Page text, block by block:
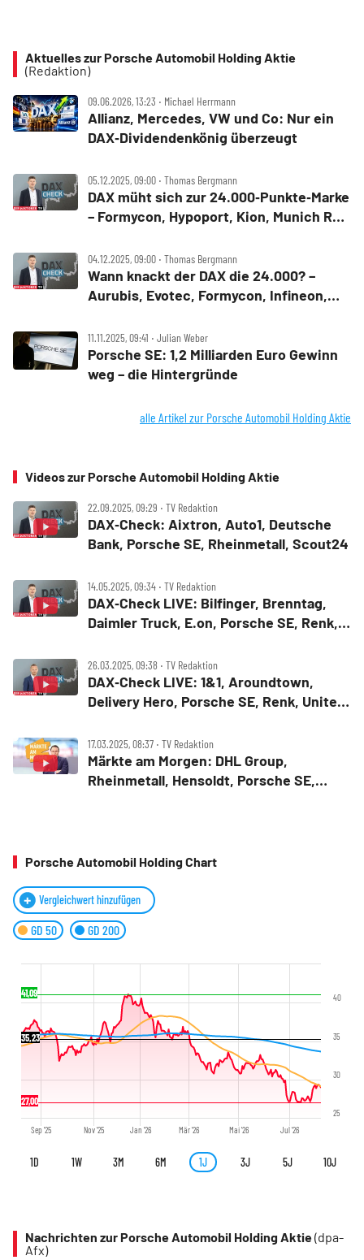
Aktuelles zur Porsche Automobil Holding Aktie
(Redaktion)
09.06.2026, 13:23 ‧ Michael Herrmann
Allianz, Mercedes, VW und Co: Nur ein
DAX‑Dividendenkönig überzeugt
05.12.2025, 09:00 ‧ Thomas Bergmann
DAX müht sich zur 24.000‑Punkte‑Marke
– Formycon, Hypoport, Kion, Munich Re,
Check
04.12.2025, 09:00 ‧ Thomas Bergmann
Wann knackt der DAX die 24.000? –
Aurubis, Evotec, Formycon, Infineon,
11.11.2025, 09:41 ‧ Julian Weber
Porsche SE: 1,2 Milliarden Euro Gewinn
weg – die Hintergründe
alle Artikel zur Porsche Automobil Holding Aktie
Videos zur Porsche Automobil Holding Aktie
22.09.2025, 09:29 ‧ TV Redaktion
DAX‑Check: Aixtron, Auto1, Deutsche
Bank, Porsche SE, Rheinmetall, Scout24
14.05.2025, 09:34 ‧ TV Redaktion
DAX‑Check LIVE: Bilfinger, Brenntag,
Daimler Truck, E.on, Porsche SE, Renk,
26.03.2025, 09:38 ‧ TV Redaktion
DAX‑Check LIVE: 1&1, Aroundtown,
Delivery Hero, Porsche SE, Renk, United
17.03.2025, 08:37 ‧ TV Redaktion
Märkte am Morgen: DHL Group,
Rheinmetall, Hensoldt, Porsche SE,
Porsche Automobil Holding Chart
Vergleichwert hinzufügen
GD 50 GD 200
Sep '25 Nov '25 Jan '26 Mär '26 Mai '26 Jul '26
25
30
35
40
35,23
27,00
41,09
1D 1W 3M 6M 1J 3J 5J 10J
Nachrichten zur Porsche Automobil Holding Aktie(dpa-
Afx)